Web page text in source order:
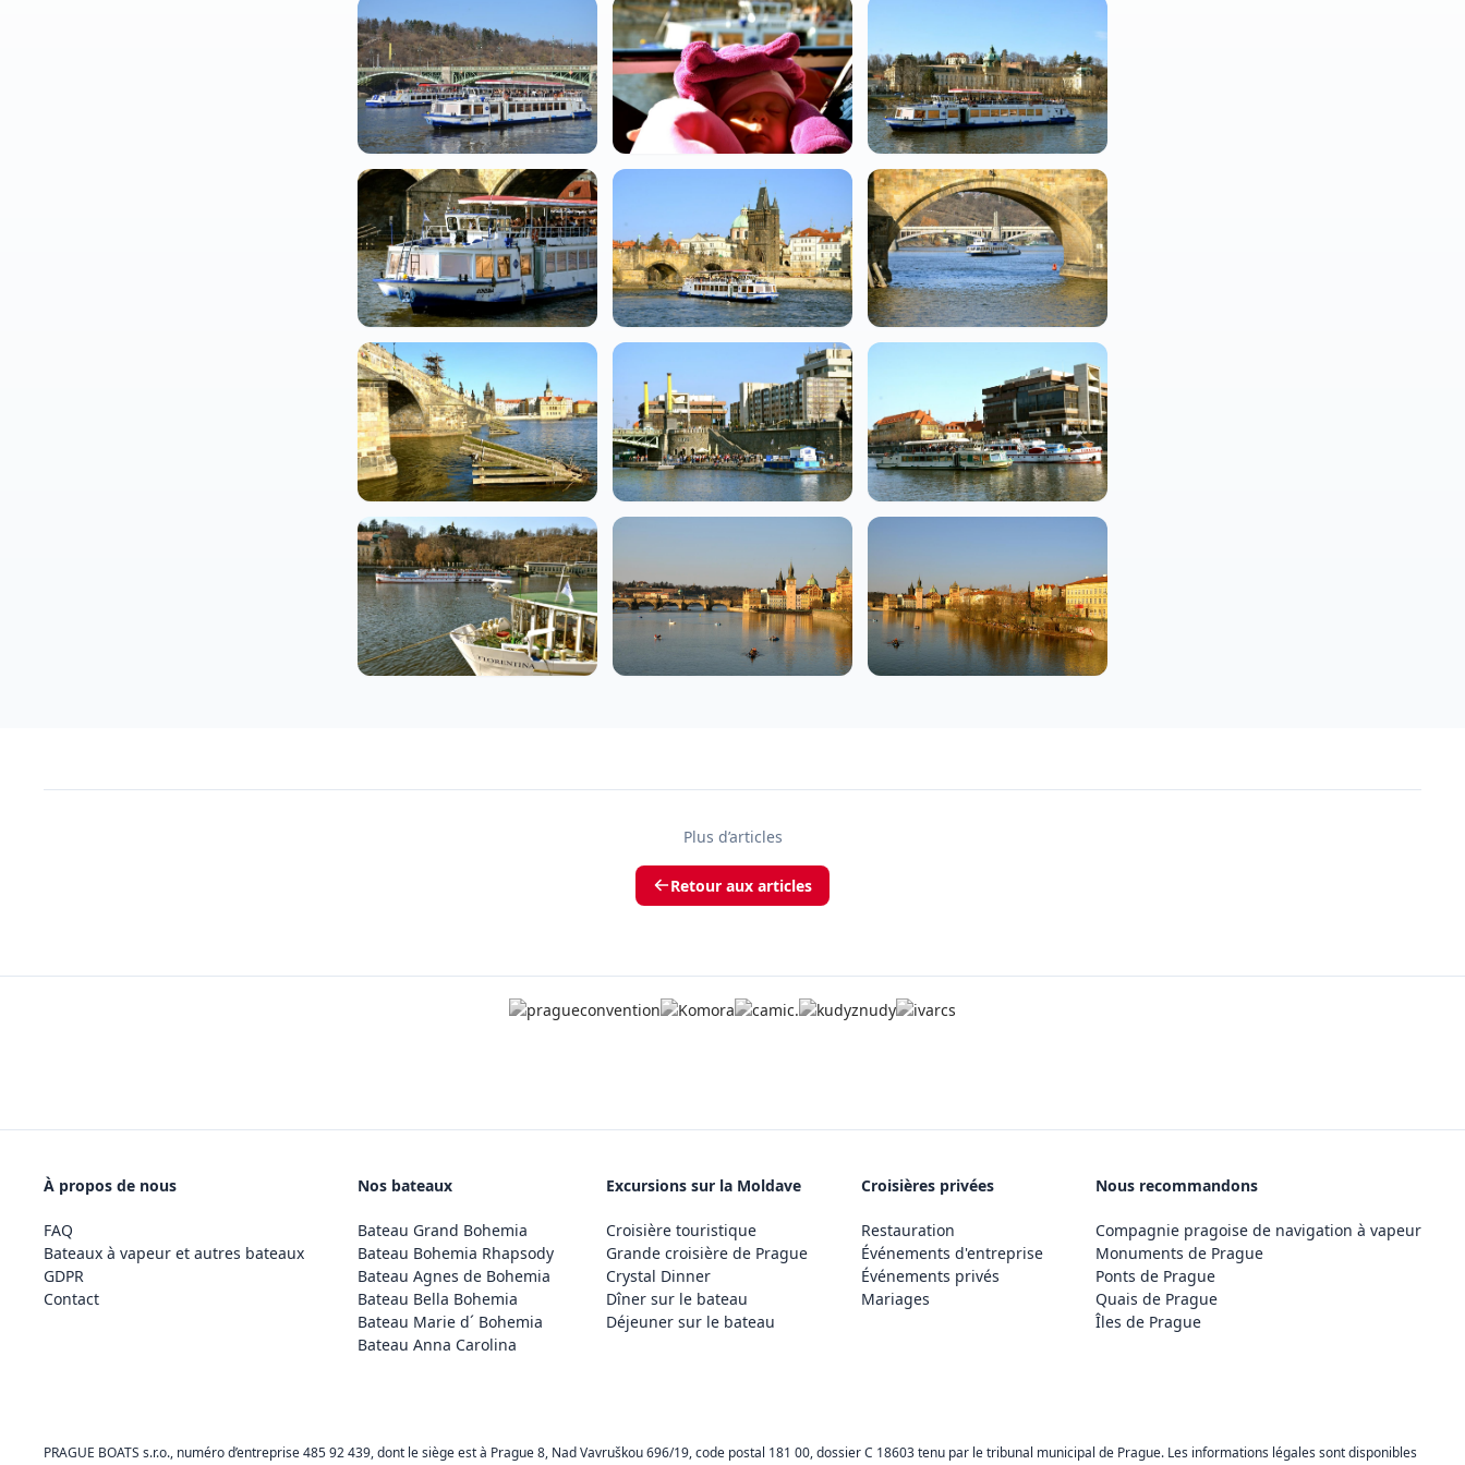
Plus d’articles
Retour aux articles
À propos de nous
FAQ
Bateaux à vapeur et autres bateaux
GDPR
Contact
Nos bateaux
Bateau Grand Bohemia
Bateau Bohemia Rhapsody
Bateau Agnes de Bohemia
Bateau Bella Bohemia
Bateau Marie d´ Bohemia
Bateau Anna Carolina
Excursions sur la Moldave
Croisière touristique
Grande croisière de Prague
Crystal Dinner
Dîner sur le bateau
Déjeuner sur le bateau
Croisières privées
Restauration
Événements d'entreprise
Événements privés
Mariages
Nous recommandons
Compagnie pragoise de navigation à vapeur
Monuments de Prague
Ponts de Prague
Quais de Prague
Îles de Prague
PRAGUE BOATS s.r.o., numéro d’entreprise 485 92 439, dont le siège est à Prague 8, Nad Vavruškou 696/19, code postal 181 00, dossier C 18603 tenu par le tribunal municipal de Prague. Les informations légales sont disponibles